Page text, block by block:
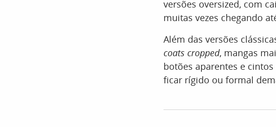
versões oversized, com
muitas vezes chegando
Além das versões
coats cropped, mangas
botões aparentes e
ficar rígido ou formal